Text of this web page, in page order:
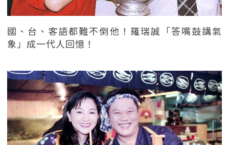
國、台、客語都難不倒他！羅瑞誠「答嘴鼓講氣
象」成一代人回憶！